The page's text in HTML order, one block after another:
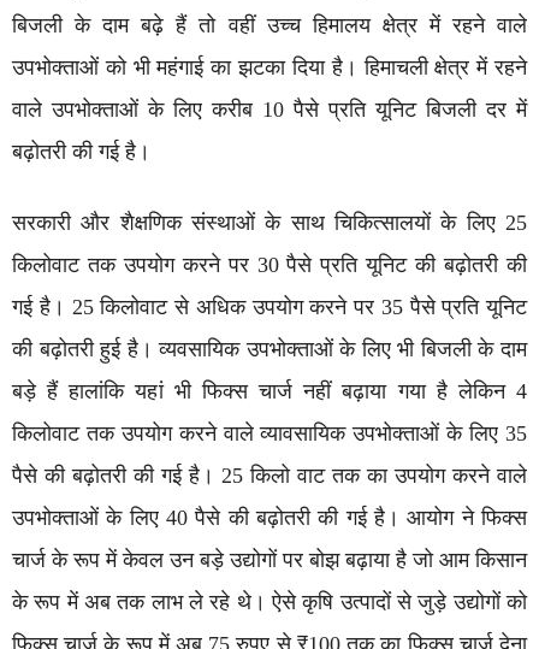
बिजली के दाम बढ़े हैं तो वहीं उच्च हिमालय क्षेत्र में रहने वाले
उपभोक्ताओं को भी महंगाई का झटका दिया है। हिमाचली क्षेत्र में रहने
वाले उपभोक्ताओं के लिए करीब 10 पैसे प्रति यूनिट बिजली दर में
बढ़ोतरी की गई है।
सरकारी और शैक्षणिक संस्थाओं के साथ चिकित्सालयों के लिए 25
किलोवाट तक उपयोग करने पर 30 पैसे प्रति यूनिट की बढ़ोतरी की
गई है। 25 किलोवाट से अधिक उपयोग करने पर 35 पैसे प्रति यूनिट
की बढ़ोतरी हुई है। व्यवसायिक उपभोक्ताओं के लिए भी बिजली के दाम
बड़े हैं हालांकि यहां भी फिक्स चार्ज नहीं बढ़ाया गया है लेकिन 4
किलोवाट तक उपयोग करने वाले व्यावसायिक उपभोक्ताओं के लिए 35
पैसे की बढ़ोतरी की गई है। 25 किलो वाट तक का उपयोग करने वाले
उपभोक्ताओं के लिए 40 पैसे की बढ़ोतरी की गई है। आयोग ने फिक्स
चार्ज के रूप में केवल उन बड़े उद्योगों पर बोझ बढ़ाया है जो आम किसान
के रूप में अब तक लाभ ले रहे थे। ऐसे कृषि उत्पादों से जुड़े उद्योगों को
फिक्स चार्ज के रूप में अब 75 रुपए से ₹100 तक का फिक्स चार्ज देना